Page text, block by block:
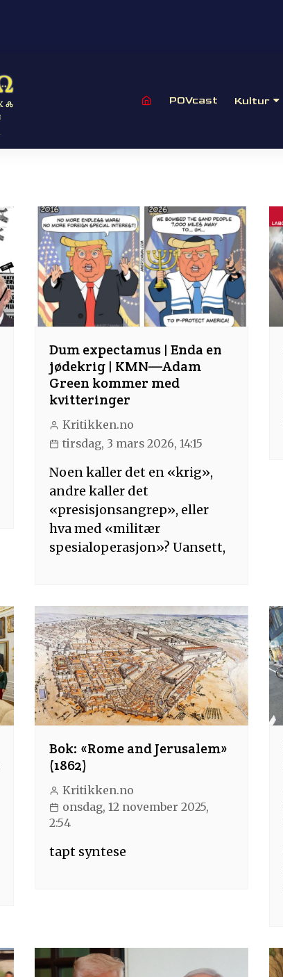
POVcast Kultur
Dum expectamus | Enda en
jødekrig | KMN—Adam
Green kommer med
kvitteringer
Kritikken.no
tirsdag, 3 mars 2026, 14:15
Noen kaller det en «krig»,
andre kaller det
«presisjonsangrep», eller
hva med «militær
spesialoperasjon»? Uansett,
Bok: «Rome and Jerusalem»
(1862)
Kritikken.no
onsdag, 12 november 2025,
2:54
tapt syntese